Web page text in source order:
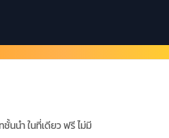
นนำ ในที่เดียว ฟรี ไม่มี